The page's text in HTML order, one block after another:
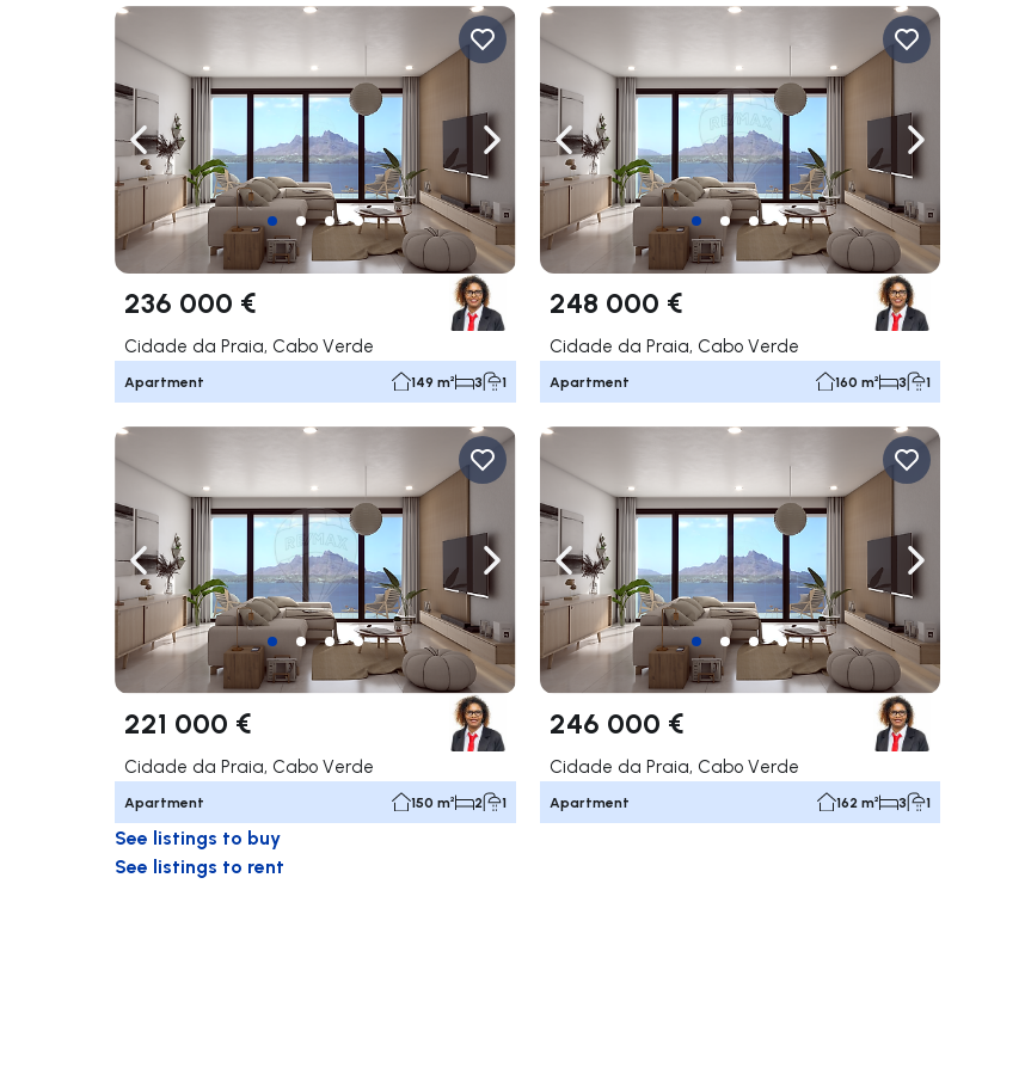
Navigate left Navigate right
236 000 €
Cidade da Praia, Cabo Verde
Apartment 149 m² 3 1
Navigate left Navigate right
248 000 €
Cidade da Praia, Cabo Verde
Apartment 160 m² 3 1
Navigate left Navigate right
221 000 €
Cidade da Praia, Cabo Verde
Apartment 150 m² 2 1
Navigate left Navigate right
246 000 €
Cidade da Praia, Cabo Verde
Apartment 162 m² 3 1
See listings to buy
See listings to rent